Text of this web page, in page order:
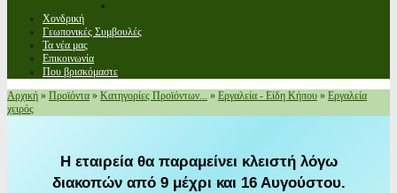
Χονδρική
Γεωπονικές Συμβουλές
Τα νέα μας
Επικοινωνία
Που βρισκόμαστε
Αρχική » Προϊόντα » Κατηγορίες Προϊόντων... » Εργαλεία - Είδη Κήπου » Εργαλεία
χειρός
Η εταιρεία θα παραμείνει κλειστή λόγω
διακοπών από 9 μέχρι και 16 Αυγούστου.